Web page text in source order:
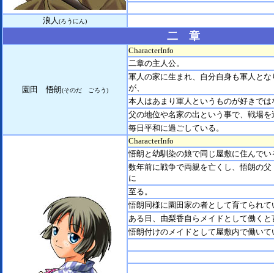
浪人(ろうにん)
二 章
園田 悟朗(そのだ ごろう)
CharacterInfo
二章の主人公。
軍人の家に生まれ、自分自身も軍人と
が、
本人はあまり軍人というものが好きでは
父の地位や名家の出という事で、戦場
毎日平和に過ごしている。
CharacterInfo
悟朗と幼馴染の娘で同じ屋敷に住んでい
数年前に戦争で両親を亡くし、悟朗の
に
至る。
悟朗同様に園田家の者として育てられ
ある日、由梨香自らメイドとして働く
悟朗付けのメイドとして屋敷内で働いて